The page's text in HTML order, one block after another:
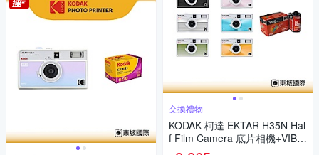
交換禮物
KODAK 柯達 EKTAR H35N Hal
f Film Camera 底片相機+VIBE
800底片組